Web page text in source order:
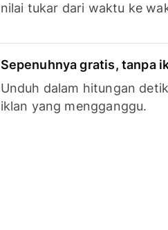
nilai tukar dari waktu ke
Sepenuhnya gratis, tanpa
Unduh dalam hitungan
iklan yang mengganggu.